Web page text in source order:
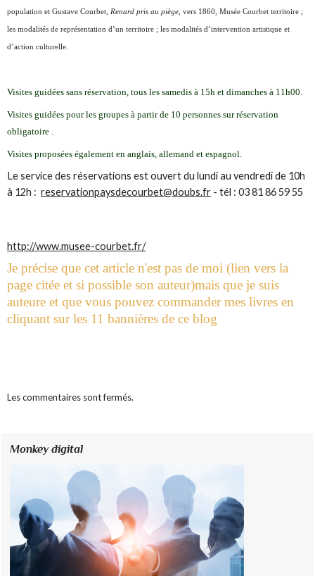
population etGustave Courbet,Renard pris au piège, vers 1860, Musée Courbetterritoire ;
les modalités de représentation d’un territoire ; les modalités d’interventionartistique et
d’action culturelle.
Visites guidées sans réservation, tous les samedis à 15h et dimanches à 11h00.
Visites guidées pour les groupes à partir de 10 personnes sur réservation
obligatoire .
Visites proposées également en anglais, allemand et espagnol.
Le service des réservations est ouvert du lundi au vendredi de 10h
à 12h :reservationpaysdecourbet@doubs.fr - tél : 03 81 86 59 55
http://www.musee-courbet.fr/
Je précise que cet article n'est pas de moi (lien vers la
page citée et si possible son auteur)mais que je suis
auteure et que vous pouvez commander mes livres en
cliquant sur les 11 bannières de ce blog
Les commentaires sont fermés.
Monkey digital